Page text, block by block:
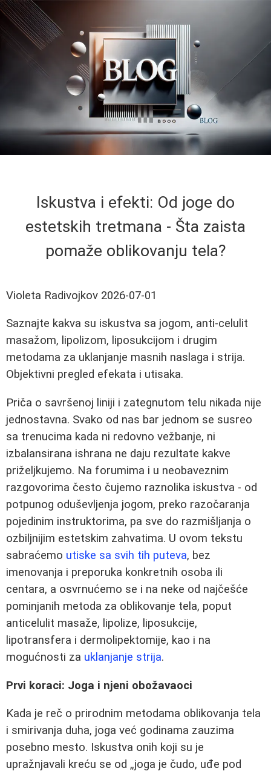
Iskustva i efekti: Od joge do
estetskih tretmana - Šta zaista
pomaže oblikovanju tela?
Violeta Radivojkov 2026-07-01
Saznajte kakva su iskustva sa jogom, anti-celulit
masažom, lipolizom, liposukcijom i drugim
metodama za uklanjanje masnih naslaga i strija.
Objektivni pregled efekata i utisaka.
Priča o savršenoj liniji i zategnutom telu nikada nije
jednostavna. Svako od nas bar jednom se susreo
sa trenucima kada ni redovno vežbanje, ni
izbalansirana ishrana ne daju rezultate kakve
priželjkujemo. Na forumima i u neobaveznim
razgovorima često čujemo raznolika iskustva - od
potpunog oduševljenja jogom, preko razočaranja
pojedinim instruktorima, pa sve do razmišljanja o
ozbiljnijim estetskim zahvatima. U ovom tekstu
sabraćemo utiske sa svih tih puteva, bez
imenovanja i preporuka konkretnih osoba ili
centara, a osvrnućemo se i na neke od najčešće
pominjanih metoda za oblikovanje tela, poput
anticelulit masaže, lipolize, liposukcije,
lipotransfera i dermolipektomije, kao i na
mogućnosti za uklanjanje strija.
Prvi koraci: Joga i njeni obožavaoci
Kada je reč o prirodnim metodama oblikovanja tela
i smirivanja duha, joga već godinama zauzima
posebno mesto. Iskustva onih koji su je
upražnjavali kreću se od „joga je čudo, uđe pod